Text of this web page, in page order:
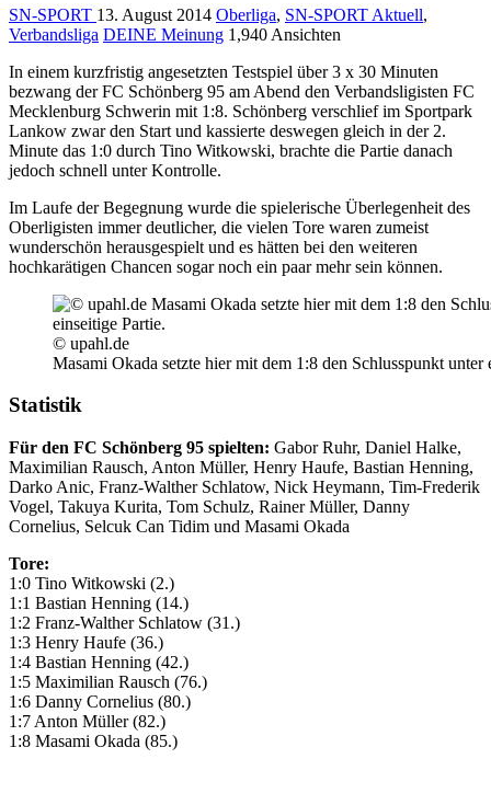
SN-SPORT 13. August 2014 Oberliga, SN-SPORT Aktuell,
Verbandsliga DEINE Meinung 1,940 Ansichten
In einem kurzfristig angesetzten Testspiel über 3 x 30 Minuten
bezwang der FC Schönberg 95 am Abend den Verbandsligisten FC
Mecklenburg Schwerin mit 1:8. Schönberg verschlief im Sportpark
Lankow zwar den Start und kassierte deswegen gleich in der 2.
Minute das 1:0 durch Tino Witkowski, brachte die Partie danach
jedoch schnell unter Kontrolle.
Im Laufe der Begegnung wurde die spielerische Überlegenheit des
Oberligisten immer deutlicher, die vielen Tore waren zumeist
wunderschön herausgespielt und es hätten bei den weiteren
hochkarätigen Chancen sogar noch ein paar mehr sein können.
© upahl.de
Masami Okada setzte hier mit dem 1:8 den Schlusspunkt unter
Statistik
Für den FC Schönberg 95 spielten: Gabor Ruhr, Daniel Halke,
Maximilian Rausch, Anton Müller, Henry Haufe, Bastian Henning,
Darko Anic, Franz-Walther Schlatow, Nick Heymann, Tim-Frederik
Vogel, Takuya Kurita, Tom Schulz, Rainer Müller, Danny
Cornelius, Selcuk Can Tidim und Masami Okada
Tore:
1:0 Tino Witkowski (2.)
1:1 Bastian Henning (14.)
1:2 Franz-Walther Schlatow (31.)
1:3 Henry Haufe (36.)
1:4 Bastian Henning (42.)
1:5 Maximilian Rausch (76.)
1:6 Danny Cornelius (80.)
1:7 Anton Müller (82.)
1:8 Masami Okada (85.)